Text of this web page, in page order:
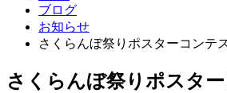
ブログ
お知らせ
さくらんぼ祭りポスターコンテ
さくらんぼ祭りポスタ